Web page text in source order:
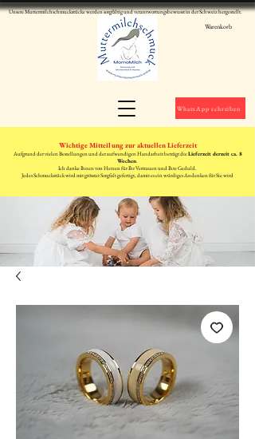
Unsere Muttermilchschmuckstücke werden sorgfältig und verantwortungsbewusst in der Schweiz hergestellt.
Warenkorb
WhatsApp schreiben
Wichtige Mitteilung zur aktuellen Lieferzeit
Aufgrund der vielen Bestellungen und der aufwendigen Handarbeit beträgt dieLieferzeit derzeit ca. 8
Wochen.
Ich danke Ihnen von Herzen für Ihr Vertrauen und Ihre Geduld.
Jedes Schmuckstück wird mit grösster Sorgfalt gefertigt, damit es ein würdiges Andenken für Sie wird